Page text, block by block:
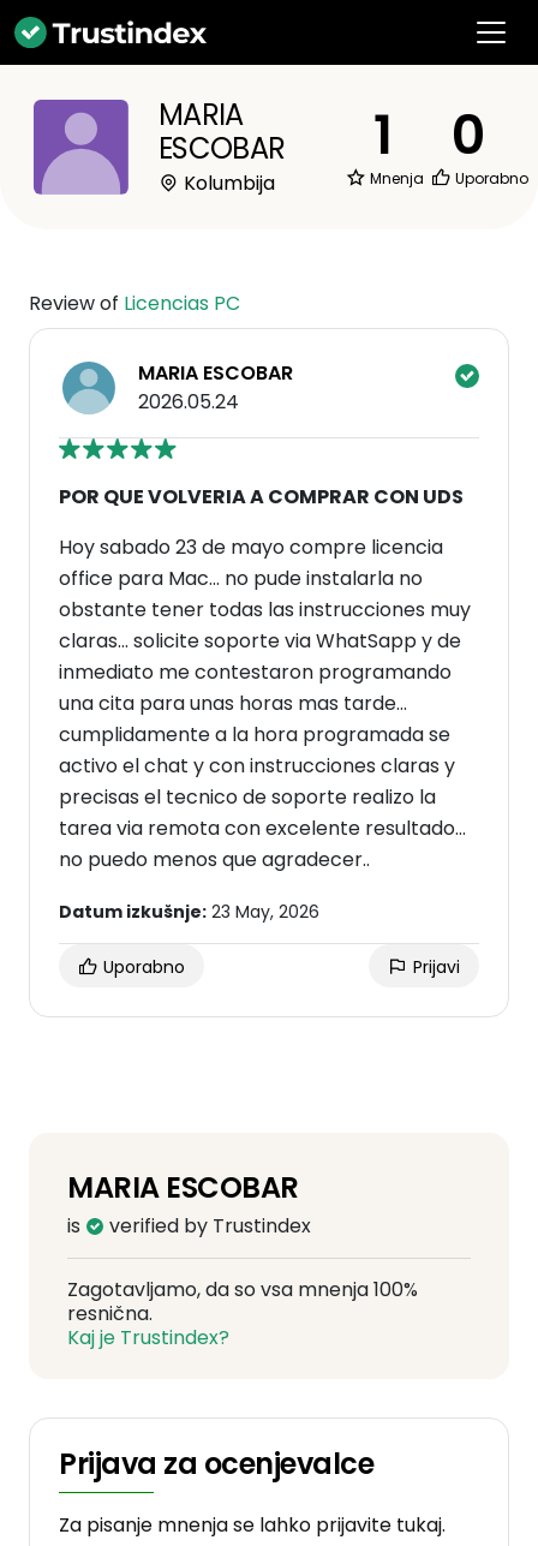
MARIA
ESCOBAR
Kolumbija
1
Mnenja
0
Uporabno
Review of Licencias PC
MARIA ESCOBAR
2026.05.24
POR QUE VOLVERIA A COMPRAR CON UDS
Hoy sabado 23 de mayo compre licencia
office para Mac... no pude instalarla no
obstante tener todas las instrucciones muy
claras... solicite soporte via WhatSapp y de
inmediato me contestaron programando
una cita para unas horas mas tarde...
cumplidamente a la hora programada se
activo el chat y con instrucciones claras y
precisas el tecnico de soporte realizo la
tarea via remota con excelente resultado...
no puedo menos que agradecer..
Datum izkušnje: 23 May, 2026
Uporabno Prijavi
MARIA ESCOBAR
is verified by Trustindex
Zagotavljamo, da so vsa mnenja 100%
resnična.
Kaj je Trustindex?
Prijava za ocenjevalce
Za pisanje mnenja se lahko prijavite tukaj.